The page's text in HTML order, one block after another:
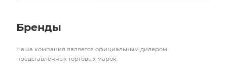
Бренды
Наша компания является официальным дилером
представленных торговых марок.